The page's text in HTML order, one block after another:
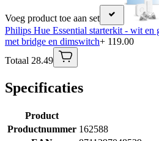
Voeg product toe aan set
Philips Hue Essential starterkit - wit
met bridge en dimswitch+ 119.00
Totaal 28.49
Specificaties
Product
Productnummer 162588